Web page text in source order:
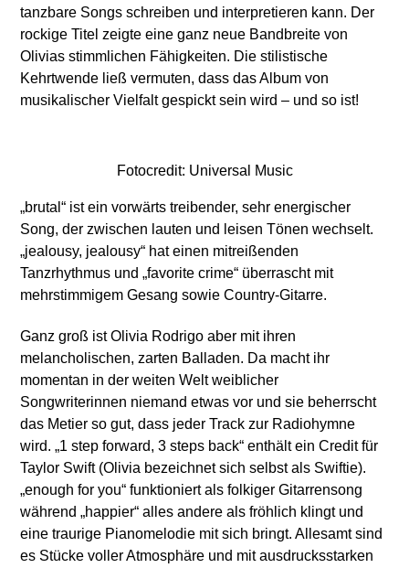
tanzbare Songs schreiben und interpretieren kann. Der
rockige Titel zeigte eine ganz neue Bandbreite von
Olivias stimmlichen Fähigkeiten. Die stilistische
Kehrtwende ließ vermuten, dass das Album von
musikalischer Vielfalt gespickt sein wird – und so ist!
Fotocredit: Universal Music
„brutal“ ist ein vorwärts treibender, sehr energischer
Song, der zwischen lauten und leisen Tönen wechselt.
„jealousy, jealousy“ hat einen mitreißenden
Tanzrhythmus und „favorite crime“ überrascht mit
mehrstimmigem Gesang sowie Country-Gitarre.
Ganz groß ist Olivia Rodrigo aber mit ihren
melancholischen, zarten Balladen. Da macht ihr
momentan in der weiten Welt weiblicher
Songwriterinnen niemand etwas vor und sie beherrscht
das Metier so gut, dass jeder Track zur Radiohymne
wird. „1 step forward, 3 steps back“ enthält ein Credit für
Taylor Swift (Olivia bezeichnet sich selbst als Swiftie).
„enough for you“ funktioniert als folkiger Gitarrensong
während „happier“ alles andere als fröhlich klingt und
eine traurige Pianomelodie mit sich bringt. Allesamt sind
es Stücke voller Atmosphäre und mit ausdrucksstarken